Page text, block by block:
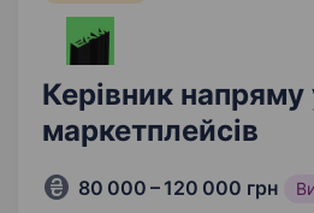
Керівник напряму
маркетплейсів
80 000 – 120 000 грн